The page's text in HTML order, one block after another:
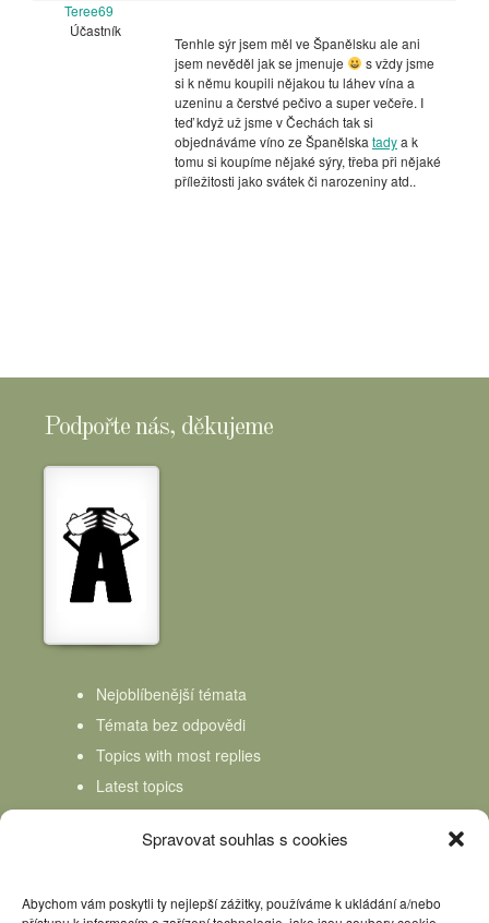
Spravovat souhlas s cookies
Abychom vám poskytli ty nejlepší zážitky, používáme k ukládání a/nebo
Teree69
Účastník
Tenhle sýr jsem měl ve Španělsku ale ani
jsem nevěděl jak se jmenuje
s vždy jsme
si k němu koupili nějakou tu láhev vína a
uzeninu a čerstvé pečivo a super večeře. I
teď když už jsme v Čechách tak si
objednáváme víno ze Španělska tadya k
tomu si koupíme nějaké sýry, třeba při nějaké
příležitosti jako svátek či narozeniny atd..
Podpořte nás, děkujeme
Nejoblíbenější témata
Témata bez odpovědi
Topics with most replies
Latest topics
Topics Freshness